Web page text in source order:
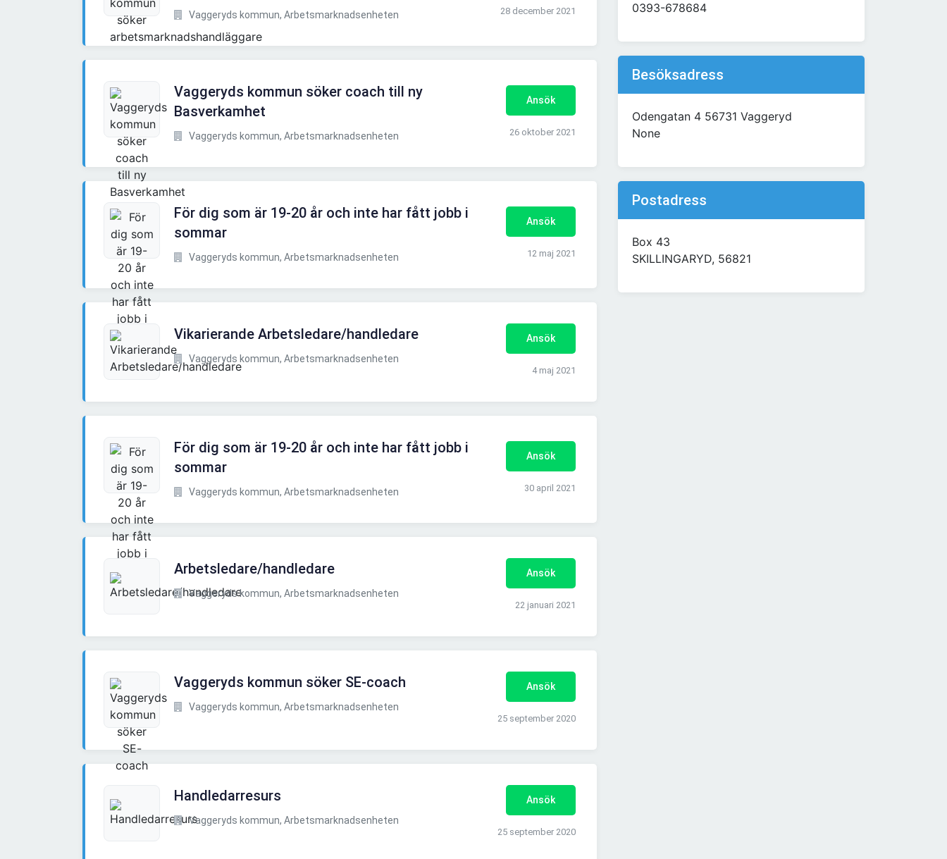
Vaggeryds kommun, Arbetsmarknadsenheten 28 december 2021
Vaggeryds kommun söker coach till ny
Basverkamhet
Vaggeryds kommun, Arbetsmarknadsenheten
Ansök
26 oktober 2021
För dig som är 19-20 år och inte har fått jobb i
sommar
Vaggeryds kommun, Arbetsmarknadsenheten
Ansök
12 maj 2021
Vikarierande Arbetsledare/handledare
Vaggeryds kommun, Arbetsmarknadsenheten
Ansök
4 maj 2021
För dig som är 19-20 år och inte har fått jobb i
sommar
Vaggeryds kommun, Arbetsmarknadsenheten
Ansök
30 april 2021
Arbetsledare/handledare
Vaggeryds kommun, Arbetsmarknadsenheten
Ansök
22 januari 2021
Vaggeryds kommun söker SE-coach
Vaggeryds kommun, Arbetsmarknadsenheten
Ansök
25 september 2020
Handledarresurs
Vaggeryds kommun, Arbetsmarknadsenheten
Ansök
25 september 2020
0393-678684
Besöksadress
Odengatan 4 56731 Vaggeryd
None
Postadress
Box 43
SKILLINGARYD, 56821